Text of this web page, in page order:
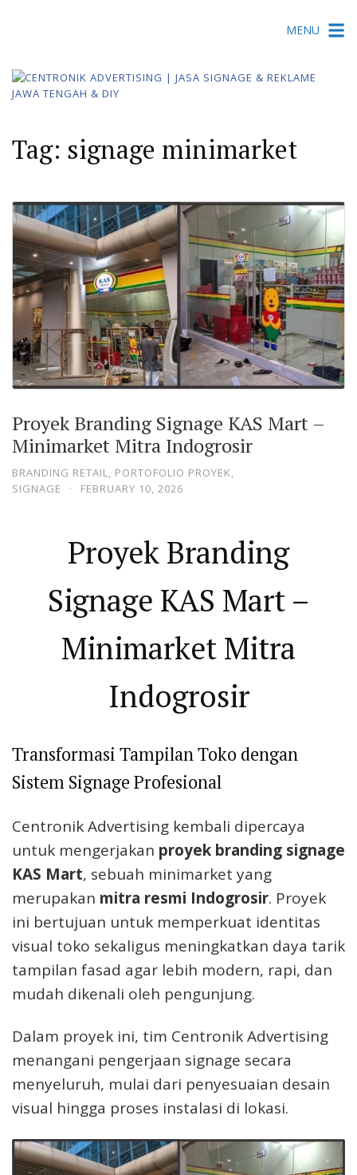
MENU
Tag: signage minimarket
Proyek Branding Signage KAS Mart –
Minimarket Mitra Indogrosir
BRANDING RETAIL PORTOFOLIO PROYEK
SIGNAGE
· FEBRUARY 10, 2026
Proyek Branding
Signage KAS Mart –
Minimarket Mitra
Indogrosir
Transformasi Tampilan Toko dengan
Sistem Signage Profesional
Centronik Advertising kembali dipercaya
untuk mengerjakan proyek branding signage
KAS Mart, sebuah minimarket yang
merupakan mitra resmi Indogrosir. Proyek
ini bertujuan untuk memperkuat identitas
visual toko sekaligus meningkatkan daya tarik
tampilan fasad agar lebih modern, rapi, dan
mudah dikenali oleh pengunjung.
Dalam proyek ini, tim Centronik Advertising
menangani pengerjaan signage secara
menyeluruh, mulai dari penyesuaian desain
visual hingga proses instalasi di lokasi.